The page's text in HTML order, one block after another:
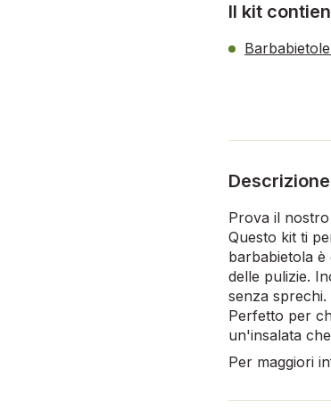
Il kit
Descrizione
Prova il
Questo kit ti
barbabietola
delle pulizie.
senza sprechi.
Perfetto per
un'insalata
Per maggiori